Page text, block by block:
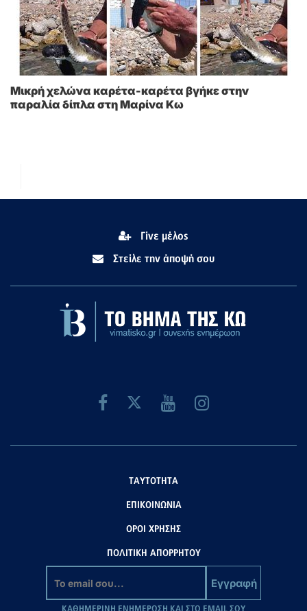
Μικρή χελώνα καρέτα-καρέτα βγήκε στην
παραλία δίπλα στη Μαρίνα Κω
Γίνε μέλος
Στείλε την άποψή σου
ΤΑΥΤΟΤΗΤΑ
ΕΠΙΚΟΙΝΩΝΙΑ
ΟΡΟΙ ΧΡΗΣΗΣ
ΠΟΛΙΤΙΚΗ ΑΠΟΡΡΗΤΟΥ
Εγγραφή